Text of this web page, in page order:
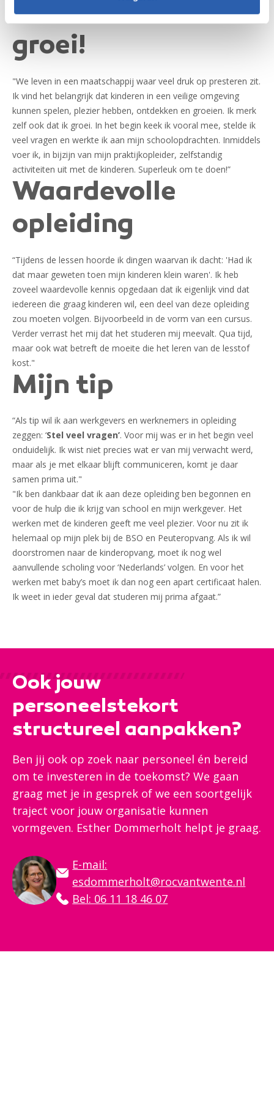
Ik merk dat ik
groei!
"We leven in een maatschappij waar veel druk op presteren zit.
Ik vind het belangrijk dat kinderen in een veilige omgeving
kunnen spelen, plezier hebben, ontdekken en groeien. Ik merk
zelf ook dat ik groei. In het begin keek ik vooral mee, stelde ik
veel vragen en werkte ik aan mijn schoolopdrachten. Inmiddels
voer ik, in bijzijn van mijn praktijkopleider, zelfstandig
activiteiten uit met de kinderen. Superleuk om te doen!”
Waardevolle
opleiding
“Tijdens de lessen hoorde ik dingen waarvan ik dacht: 'Had ik
dat maar geweten toen mijn kinderen klein waren'. Ik heb
zoveel waardevolle kennis opgedaan dat ik eigenlijk vind dat
iedereen die graag kinderen wil, een deel van deze opleiding
zou moeten volgen. Bijvoorbeeld in de vorm van een cursus.
Verder verrast het mij dat het studeren mij meevalt. Qua tijd,
maar ook wat betreft de moeite die het leren van de lesstof
kost."
Mijn tip
“Als tip wil ik aan werkgevers en werknemers in opleiding
zeggen: ‘Stel veel vragen’. Voor mij was er in het begin veel
onduidelijk. Ik wist niet precies wat er van mij verwacht werd,
maar als je met elkaar blijft communiceren, komt je daar
samen prima uit."
"Ik ben dankbaar dat ik aan deze opleiding ben begonnen en
voor de hulp die ik krijg van school en mijn werkgever. Het
werken met de kinderen geeft me veel plezier. Voor nu zit ik
helemaal op mijn plek bij de BSO en Peuteropvang. Als ik wil
doorstromen naar de kinderopvang, moet ik nog wel
aanvullende scholing voor ‘Nederlands’ volgen. En voor het
werken met baby’s moet ik dan nog een apart certificaat halen.
Ik weet in ieder geval dat studeren mij prima afgaat.”
Ook jouw
personeelstekort
structureel aanpakken?
Ben jij ook op zoek naar personeel én bereid
om te investeren in de toekomst? We gaan
graag met je in gesprek of we een soortgelijk
traject voor jouw organisatie kunnen
vormgeven. Esther Dommerholt helpt je graag.
E-mail:
esdommerholt@rocvantwente.nl
Bel: 06 11 18 46 07